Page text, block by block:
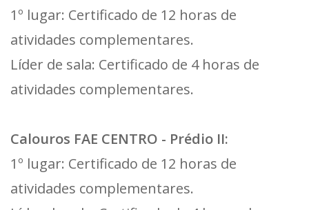
1º lugar: Certificado de 12 horas de
atividades complementares.
Líder de sala: Certificado de 4 horas de
atividades complementares.
Calouros FAE CENTRO - Prédio II:
1º lugar: Certificado de 12 horas de
atividades complementares.